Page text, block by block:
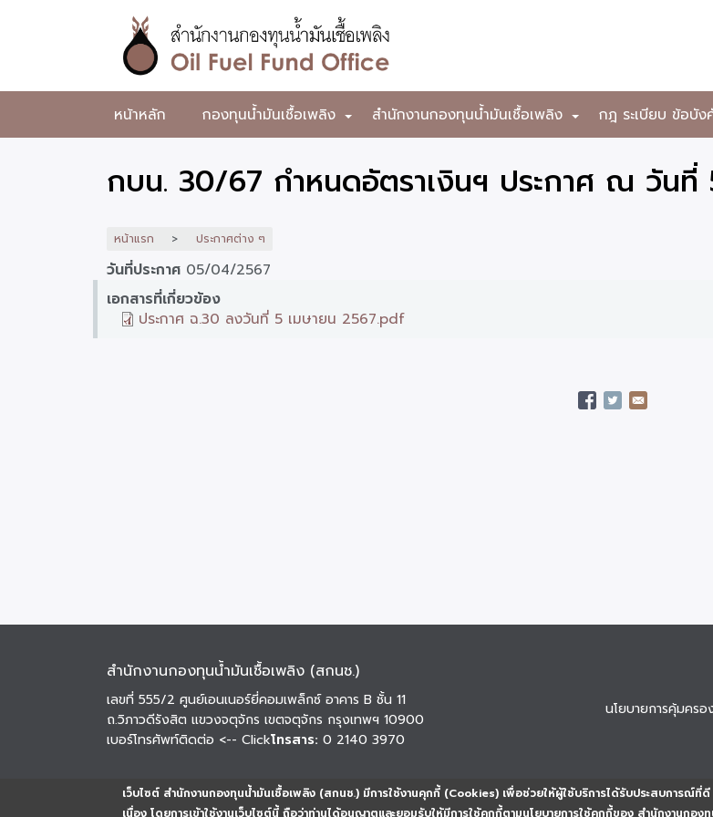
เว็บไซต์ สำนักงานกองทุนน้ำมันเชื้อเพลิง (สกนช.) มีการใช้งานคุกกี้ (Cookies) เพื่อช่วยให้ผู้ใช้บริการได้รับประสบการณ์ที่ดี
เนื่อง โดยการเข้าใช้งานเว็บไซต์นี้ ถือว่าท่านได้อนุญาตและยอมรับให้มีการใช้คุกกี้ตามนโยบายการใช้คุกกี้ของ สำนักงานกอ
หลัก
สำนักงาน
กองทุน
น้ำมัน
เพลิง
หน้าหลัก +
กองทุนน้ำมันเชื้อเพลิง +
สำนักงานกองทุนน้ำมันเชื้อเพลิง กฎ ระเบียบ ข้อบั
กบน. 30/67 กำหนดอัตราเงินฯ ประกาศ ณ วันที่
หน้าแรก ประกาศต่าง ๆ
วันที่ประกาศ 05/04/2567
เอกสารที่เกี่ยวข้อง
ประกาศ ฉ.30 ลงวันที่ 5 เมษายน 2567.pdf
สำนักงานกองทุนน้ำมันเชื้อเพลิง (สกนช.)
เลขที่ 555/2 ศูนย์เอนเนอร์ยี่คอมเพล็กซ์ อาคาร B ชั้น 11
ถ.วิภาวดีรังสิต แขวงจตุจักร เขตจตุจักร กรุงเทพฯ 10900
เบอร์โทรศัพท์ติดต่อ <-- Clickโทรสาร: 0 2140 3970
นโยบายการคุ้มคร